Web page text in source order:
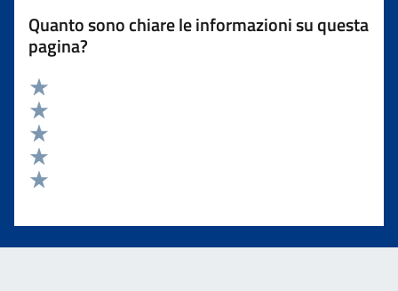
Quanto sono chiare le informazioni su questa
pagina?
Valuta 5 stelle su 5
Valuta 4 stelle su 5
Valuta 3 stelle su 5
Valuta 2 stelle su 5